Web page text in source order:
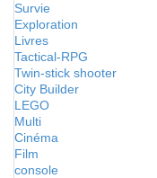
Survie
Exploration
Livres
Tactical-RPG
Twin-stick shooter
City Builder
LEGO
Multi
Cinéma
Film
console